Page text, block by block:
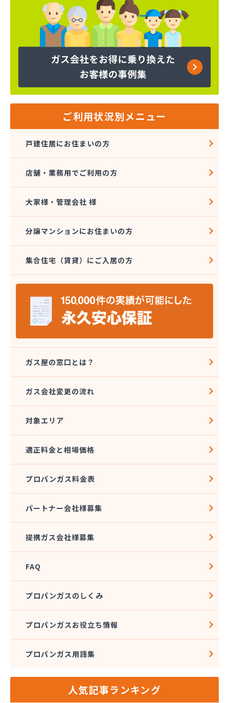
ご利用状況別メニュー
戸建住居にお住まいの方
店舗・業務用でご利用の方
大家様・管理会社 様
分譲マンションにお住まいの方
集合住宅（賃貸）にご入居の方
ガス屋の窓口とは？
ガス会社変更の流れ
対象エリア
適正料金と相場価格
プロパンガス料金表
パートナー会社様募集
提携ガス会社様募集
FAQ
プロパンガスのしくみ
プロパンガスお役立ち情報
プロパンガス用語集
人気記事ランキング